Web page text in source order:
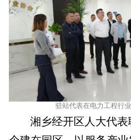
驻站代表在电力工程行业
湘乡经开区人大代